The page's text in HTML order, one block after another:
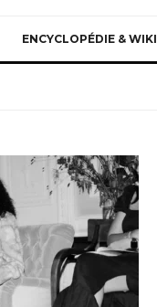
ENCYCLOPÉDIE & WIKI